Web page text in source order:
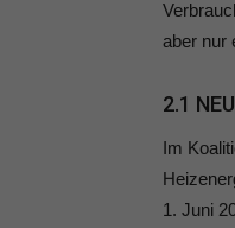
aber nur
2.1
Im
1. Juni